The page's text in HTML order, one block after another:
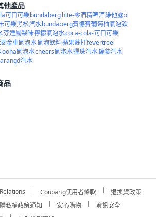
他產品
可口可樂bundaberghite-零酒精啤酒維他露p
可樂黑松汽水bundaberg賓德寶葡萄柚氣泡飲
芬達鳳梨味檸檬氣泡水coca-cola-可口可樂
金車氣泡水氣泡飲料蘋果蘇打fevertree
ooha氣泡水cheers氣泡水彈珠汽水罐裝汽水
汽水
品
Coupang使用者條款
退換貨政策
私權政策通知 安心購物
資訊安全